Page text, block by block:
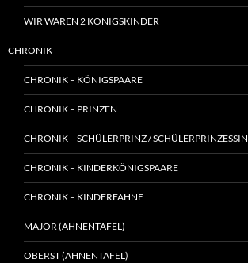
WIR WAREN 2 KÖNIGSKINDER
CHRONIK
CHRONIK – KÖNIGSPAARE
CHRONIK – PRINZEN
CHRONIK – SCHÜLERPRINZ / SCHÜLERPRINZESSIN
CHRONIK – KINDERKÖNIGSPAARE
CHRONIK – KINDERFAHNE
MAJOR (AHNENTAFEL)
OBERST (AHNENTAFEL)